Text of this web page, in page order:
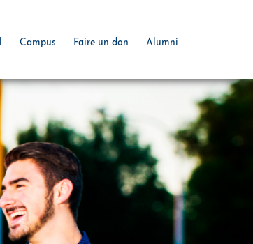
Campus Faire un don Alumni